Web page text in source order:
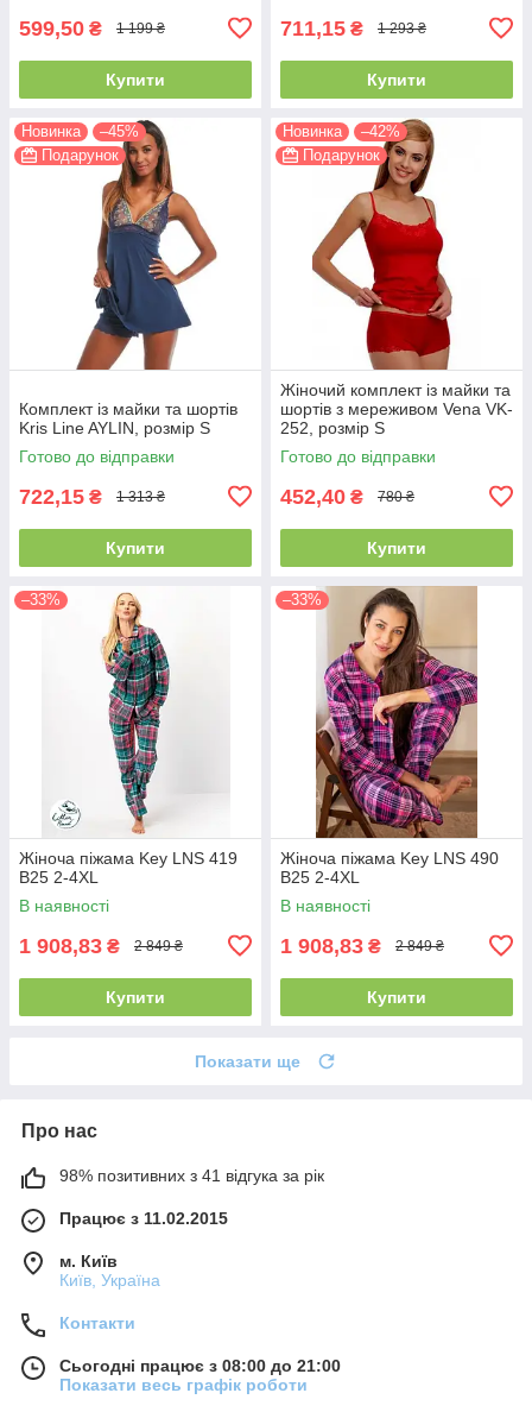
599,50 ₴ 1 199 ₴
Купити
711,15 ₴ 1 293 ₴
Купити
Новинка
–45%
Подарунок
Комплект із майки та шортів
Kris Line AYLIN, розмір S
Готово до відправки
722,15 ₴ 1 313 ₴
Купити
Новинка
–42%
Подарунок
Жіночий комплект із майки та
шортів з мереживом Vena VK-
252, розмір S
Готово до відправки
452,40 ₴ 780 ₴
Купити
–33%
Жіноча піжама Key LNS 419
B25 2-4XL
В наявності
1 908,83 ₴ 2 849 ₴
Купити
–33%
Жіноча піжама Key LNS 490
B25 2-4XL
В наявності
1 908,83 ₴ 2 849 ₴
Купити
Показати ще
Про нас
98% позитивних з 41 відгука за рік
Працює з 11.02.2015
м. Київ
Київ, Україна
Контакти
Сьогодні працює з 08:00 до 21:00
Показати весь графік роботи